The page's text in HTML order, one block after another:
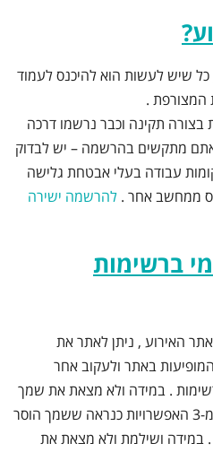
שיש לעשות הוא להיכנס לעמוד
המצורפת .
תקינה וכבר נרשמו דרכה
מתקשים בהרשמה – יש לבדוק
עבודה בעלי אבטחת גלישה
ממחשב אחר . להרשמה ישירה
ברשימות
האירוע , ניתן לאתר את
אחת מ- 3 דרכים המופיעות באתר ולעקוב אחר
. במידה ולא מצאת את שמך
ברשימת המשתתפים לפי אחת מ-3 האפשרויות כנראה ששמך הוסר
ושילמת ולא מצאת את